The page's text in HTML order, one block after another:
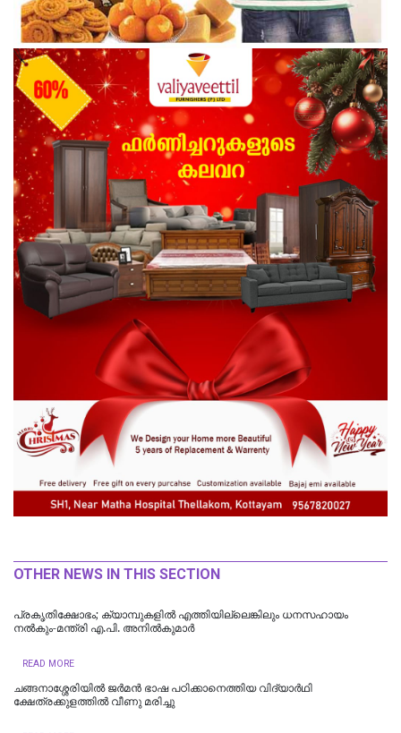
OTHER NEWS IN THIS SECTION
പ്രകൃതിക്ഷോഭം; ക്യാമ്പുകളിൽ എത്തിയില്ലെങ്കിലും ധനസഹായം
നൽകും-മന്ത്രി എ.പി. അനിൽകുമാർ
READ MORE
ചങ്ങനാശ്ശേരിയിൽ ജർമൻ ഭാഷ പഠിക്കാനെത്തിയ വിദ്യാർഥി
ക്ഷേത്രക്കുളത്തിൽ വീണു മരിച്ചു